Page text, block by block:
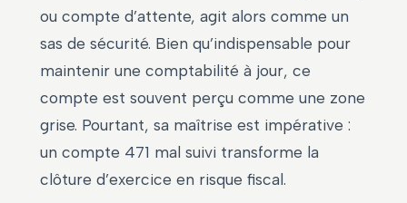
ou compte d’attente, agit alors comme un
sas de sécurité. Bien qu’indispensable pour
maintenir une comptabilité à jour, ce
compte est souvent perçu comme une zone
grise. Pourtant, sa maîtrise est impérative :
un compte 471 mal suivi transforme la
clôture d’exercice en risque fiscal.